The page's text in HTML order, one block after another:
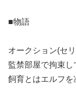
■物語
オークション(セ
監禁部屋で拘束し
飼育とはエルフを